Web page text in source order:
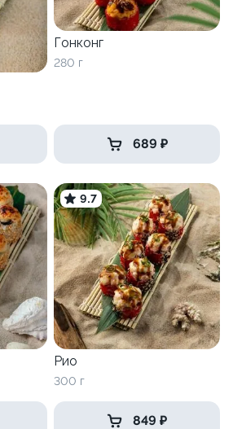
Гонконг
280 г
689 ₽
9.7
Рио
300 г
849 ₽